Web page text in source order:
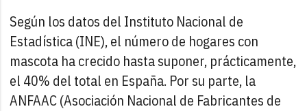
Según los datos del Instituto Nacional de
Estadística (INE), el número de hogares con
mascota ha crecido hasta suponer, prácticamente,
el 40% del total en España. Por su parte, la
ANFAAC (Asociación Nacional de Fabricantes de